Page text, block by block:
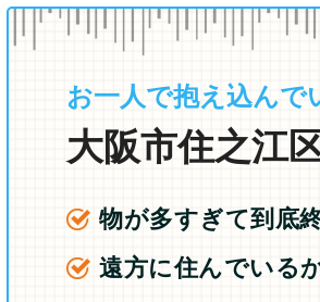
お一人で抱え込んで
大阪市住之江
物が多すぎて到底
遠方に住んでいる